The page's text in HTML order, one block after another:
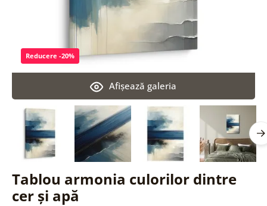
Tablou armonia culorilor dintre
cer și apă
Afişează galeria
Reducere -20%